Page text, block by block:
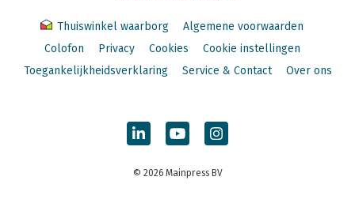
Thuiswinkel waarborg
Algemene voorwaarden
Colofon
Privacy Cookies
Cookie instellingen
Toegankelijkheidsverklaring
Service & Contact Over ons
© 2026 Mainpress BV